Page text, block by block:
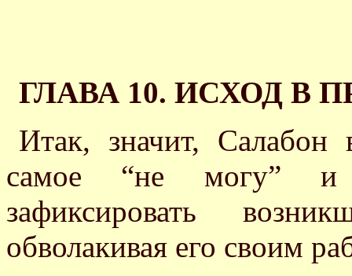
ГЛАВА 10. ИСХОД В
Итак, значит, Салабон
самое “не могу” и
зафиксировать
обволакивая его своим